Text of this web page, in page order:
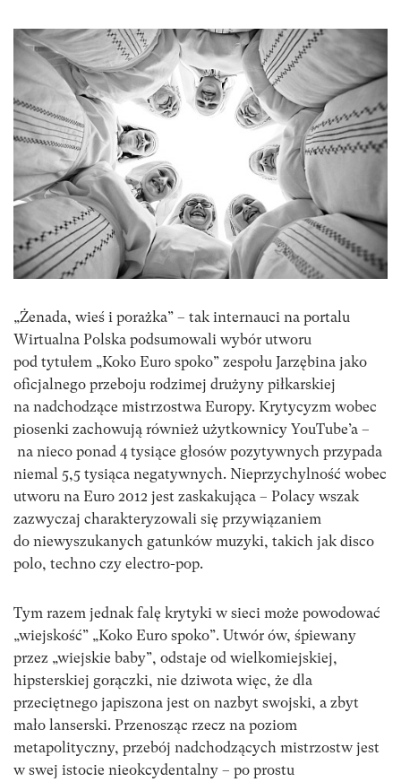
„Żenada, wieś i porażka” – tak internauci na portalu
Wirtualna Polska podsumowali wybór utworu
pod tytułem „Koko Euro spoko” zespołu Jarzębina jako
oficjalnego przeboju rodzimej drużyny piłkarskiej
na nadchodzące mistrzostwa Europy. Krytycyzm wobec
piosenki zachowują również użytkownicy YouTube’a –
na nieco ponad 4 tysiące głosów pozytywnych przypada
niemal 5,5 tysiąca negatywnych. Nieprzychylność wobec
utworu na Euro 2012 jest zaskakująca – Polacy wszak
zazwyczaj charakteryzowali się przywiązaniem
do niewyszukanych gatunków muzyki, takich jak disco
polo, techno czy electro-pop.
Tym razem jednak falę krytyki w sieci może powodować
„wiejskość” „Koko Euro spoko”. Utwór ów, śpiewany
przez „wiejskie baby”, odstaje od wielkomiejskiej,
hipsterskiej gorączki, nie dziwota więc, że dla
przeciętnego japiszona jest on nazbyt swojski, a zbyt
mało lanserski. Przenosząc rzecz na poziom
metapolityczny, przebój nadchodzących mistrzostw jest
w swej istocie nieokcydentalny – po prostu